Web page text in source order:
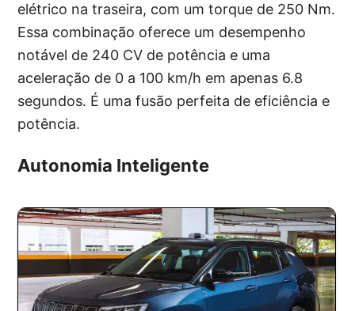
elétrico na traseira, com um torque de 250 Nm.
Essa combinação oferece um desempenho
notável de 240 CV de potência e uma
aceleração de 0 a 100 km/h em apenas 6.8
segundos. É uma fusão perfeita de eficiência e
potência.
Autonomia Inteligente